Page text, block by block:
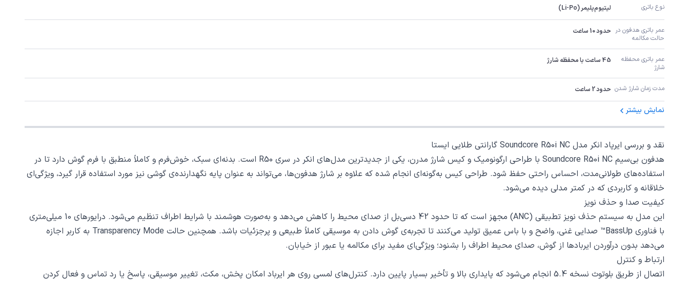
نوع باتری لیتیوم‌پلیمر (Li-Po)
حالت مکالمه
حدود 10 ساعت
شارژ
45 ساعت با محفظه شارژ
مدت زمان شارژ شدن حدود 2 ساعت
نمایش بیشتر
نقد و بررسی ایرپاد انکر مدل Soundcore R50i NC گارانتی طلایی ایستا
هدفون بی‌سیم Soundcore R50i NC با طراحی ارگونومیک و کیس شارژ مدرن، یکی از جدیدترین مدل‌های انکر در سری R50 است. بدنه‌ای سبک، خوش‌فرم و کاملاً منطبق با فرم گوش دارد تا در
استفاده‌های طولانی‌مدت، احساس راحتی حفظ شود. طراحی کیس به‌گونه‌ای انجام شده که علاوه بر شارژ هدفون‌ها، می‌تواند به عنوان پایه نگهدارنده‌ی گوشی نیز مورد استفاده قرار گیرد، ویژگی‌ای
خلاقانه و کاربردی که در کمتر مدلی دیده می‌شود.
کیفیت صدا و حذف نویز
این مدل به سیستم حذف نویز تطبیقی (ANC) مجهز است که تا حدود 42 دسی‌بل از صدای محیط را کاهش می‌دهد و به‌صورت هوشمند با شرایط اطراف تنظیم می‌شود. درایورهای 10 میلی‌متری
با فناوری BassUp™ صدایی غنی، واضح و با باس عمیق تولید می‌کنند تا تجربه‌ی گوش دادن به موسیقی کاملاً طبیعی و پرجزئیات باشد. همچنین حالت Transparency Mode به کاربر اجازه
می‌دهد بدون درآوردن ایربادها از گوش، صدای محیط اطراف را بشنود؛ ویژگی‌ای مفید برای مکالمه یا عبور از خیابان.
ارتباط و کنترل
اتصال از طریق بلوتوث نسخه 5.4 انجام می‌شود که پایداری بالا و تأخیر بسیار پایین دارد. کنترل‌های لمسی روی هر ایرباد امکان پخش، مکث، تغییر موسیقی، پاسخ یا رد تماس و فعال کردن